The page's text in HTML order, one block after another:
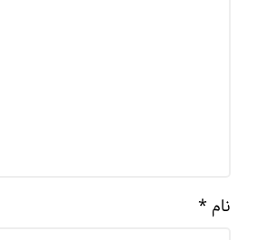
نام *